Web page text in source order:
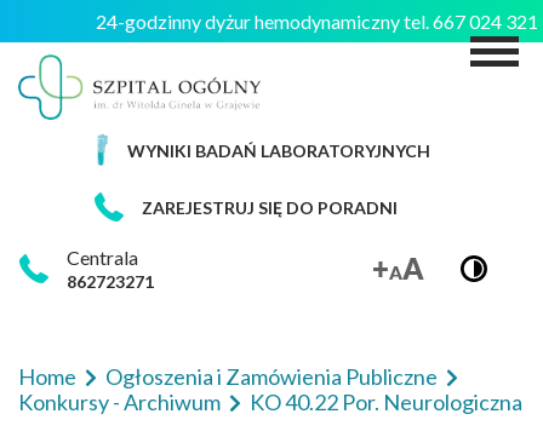
24-godzinny dyżur hemodynamiczny tel. 667 024
WYNIKI BADAŃ LABORATORYJNYCH
ZAREJESTRUJ SIĘ DO PORADNI
Centrala
862723271
Home
Ogłoszenia i Zamówienia Publiczne
Konkursy - Archiwum
KO 40.22 Por. Neurologiczna